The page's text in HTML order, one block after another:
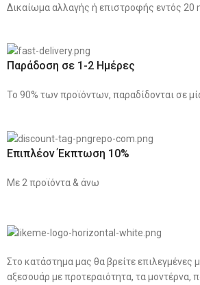
Δικαίωμα αλλαγής ή επιστροφής εντός 20
Παράδοση σε 1-2 Ημέρες
Το 90% των προϊόντων, παραδίδονται σε
Επιπλέον Έκπτωση 10%
Με 2 προϊόντα & άνω
Στο κατάστημα μας θα βρείτε επιλεγμένες
αξεσουάρ με προτεραιότητα, τα μοντέρνα,